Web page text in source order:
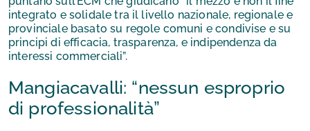
integrato e solidale tra il livello nazionale, regionale e
provinciale basato su regole comuni e condivise e su
principi di efficacia, trasparenza, e indipendenza da
interessi commerciali”.
Mangiacavalli: “nessun esproprio
di professionalità”